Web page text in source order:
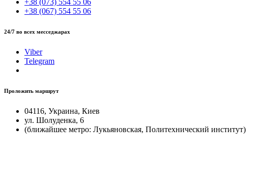
+38 (067) 554 55 06
24/7 во всех месседжарах
Viber
Telegram
Проложить маршрут
04116, Украина, Киев
ул. Шолуденка, 6
(ближайшее метро: Лукьяновская, Политехнический институт)